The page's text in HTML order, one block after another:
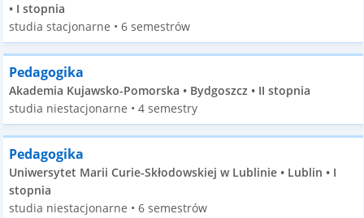
• I stopnia
studia stacjonarne • 6 semestrów
Pedagogika
Akademia Kujawsko-Pomorska • Bydgoszcz • II stopnia
studia niestacjonarne • 4 semestry
Pedagogika
Uniwersytet Marii Curie-Skłodowskiej w Lublinie • Lublin • I
stopnia
studia niestacjonarne • 6 semestrów